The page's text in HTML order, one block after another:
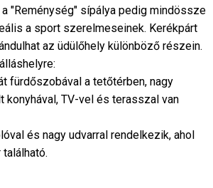
"Reménység" sípálya pedig mindössze
a sport szerelmeseinek. Kerékpárt
az üdülőhely különböző részein.
fürdőszobával a tetőtérben, nagy
konyhával, TV-vel és terasszal van
és nagy udvarral rendelkezik, ahol